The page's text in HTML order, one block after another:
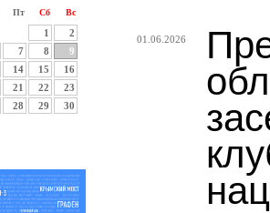
Пт Сб Вс
1
2
7 8
9
14 15
16
21 22
23
28 29
30
01.06.2026